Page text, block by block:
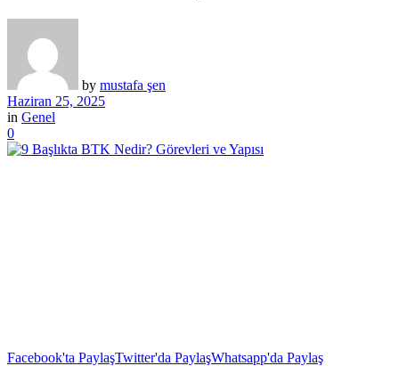
by mustafa şen
Haziran 25, 2025
in Genel
0
Facebook'ta PaylaşTwitter'da PaylaşWhatsapp'da Paylaş